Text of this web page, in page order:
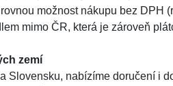
možnost nákupu bez DPH
mimo ČR, která je zároveň
zemí
Slovensku, nabízíme doručení i